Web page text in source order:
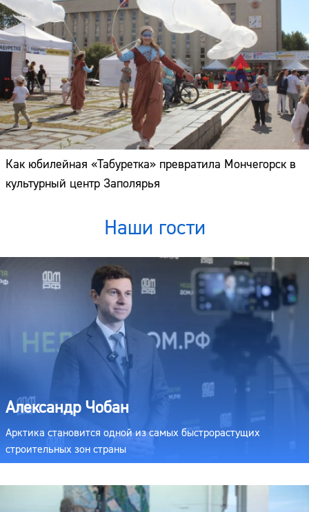
Как юбилейная «Табуретка» превратила Мончегорск в
культурный центр Заполярья
Наши гости
Александр Чобан
Арктика становится одной из самых быстрорастущих
строительных зон страны